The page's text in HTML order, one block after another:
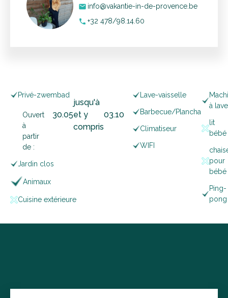
mail info@vakantie-in-de-provence.be
phone +32 478/98.14.60
Privé-zwembad
Ouvert
à
partir
de :
30.05
jusqu'à
et y
compris
03.10
Jardin clos
Animaux
Cuisine extérieure
Lave-vaisselle
Barbecue/Plancha
Climatiseur
WIFI
à
lit
bébé
pour
bébé
Ping-
pong